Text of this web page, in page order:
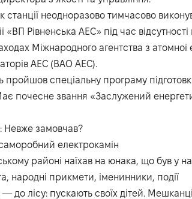
станції неодноразово тимчасово
«ВП Рівненська АЕС» під час
Міжнародного агентства з атомної
АЕС (ВАО АЕС).
пройшов спеціальну програму
почесне звання «Заслужений
Невже замовчав?
електрокамін
районі наїхав на юнака, що був у
народні прикмети, іменинники, події
до лісу: пускають своїх дітей.